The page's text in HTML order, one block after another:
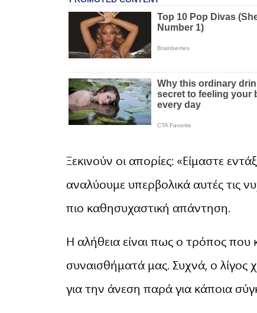
Ξεκινούν οι απορίες: «Είμαστε
αναλύουμε υπερβολικά αυτές τις
πιο καθησυχαστική απάντηση.
Η αλήθεια είναι πως ο τρόπος που
συναισθήματά μας. Συχνά, ο
για την άνεση παρά για κάποια